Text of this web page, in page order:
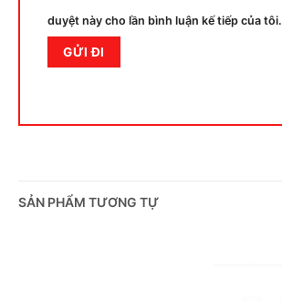
duyệt này cho lần bình luận kế tiếp của tôi.
SẢN PHẨM TƯƠNG TỰ